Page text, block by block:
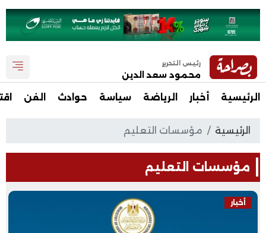
رئيس التحرير
محمود سعد الدين
الرئيسية أخبار الرياضة سياسة حوادث الفن
الرئيسية مؤسسات التعليم
مؤسسات التعليم
أخبار